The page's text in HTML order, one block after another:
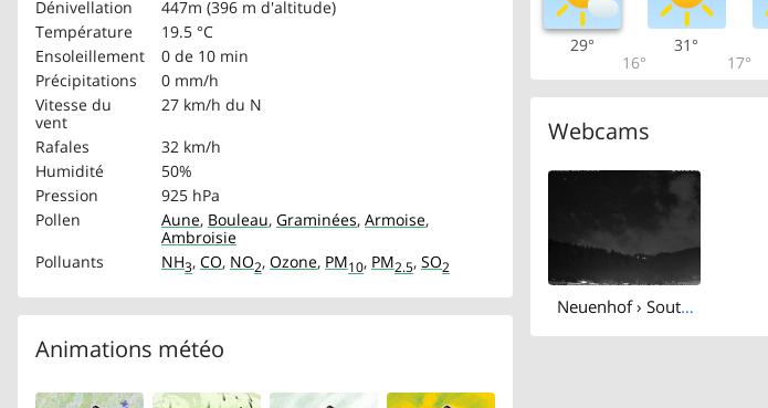
Dénivellation
447m (396 m d'altitude)
Température
19.5 °C
Ensoleillement
0 de 10 min
Précipitations
0 mm/h
Vitesse du
vent
27 km/h du N
Rafales
32 km/h
Humidité
50%
Pression
925 hPa
Pollen
Aune, Bouleau, Graminées, Armoise,
Ambroisie
Polluants
NH3, CO, NO2, Ozone, PM10, PM2.5, SO2
Animations météo
29°
16°
31°
17°
Webcams
Neuenhof › South-west: Wettercam